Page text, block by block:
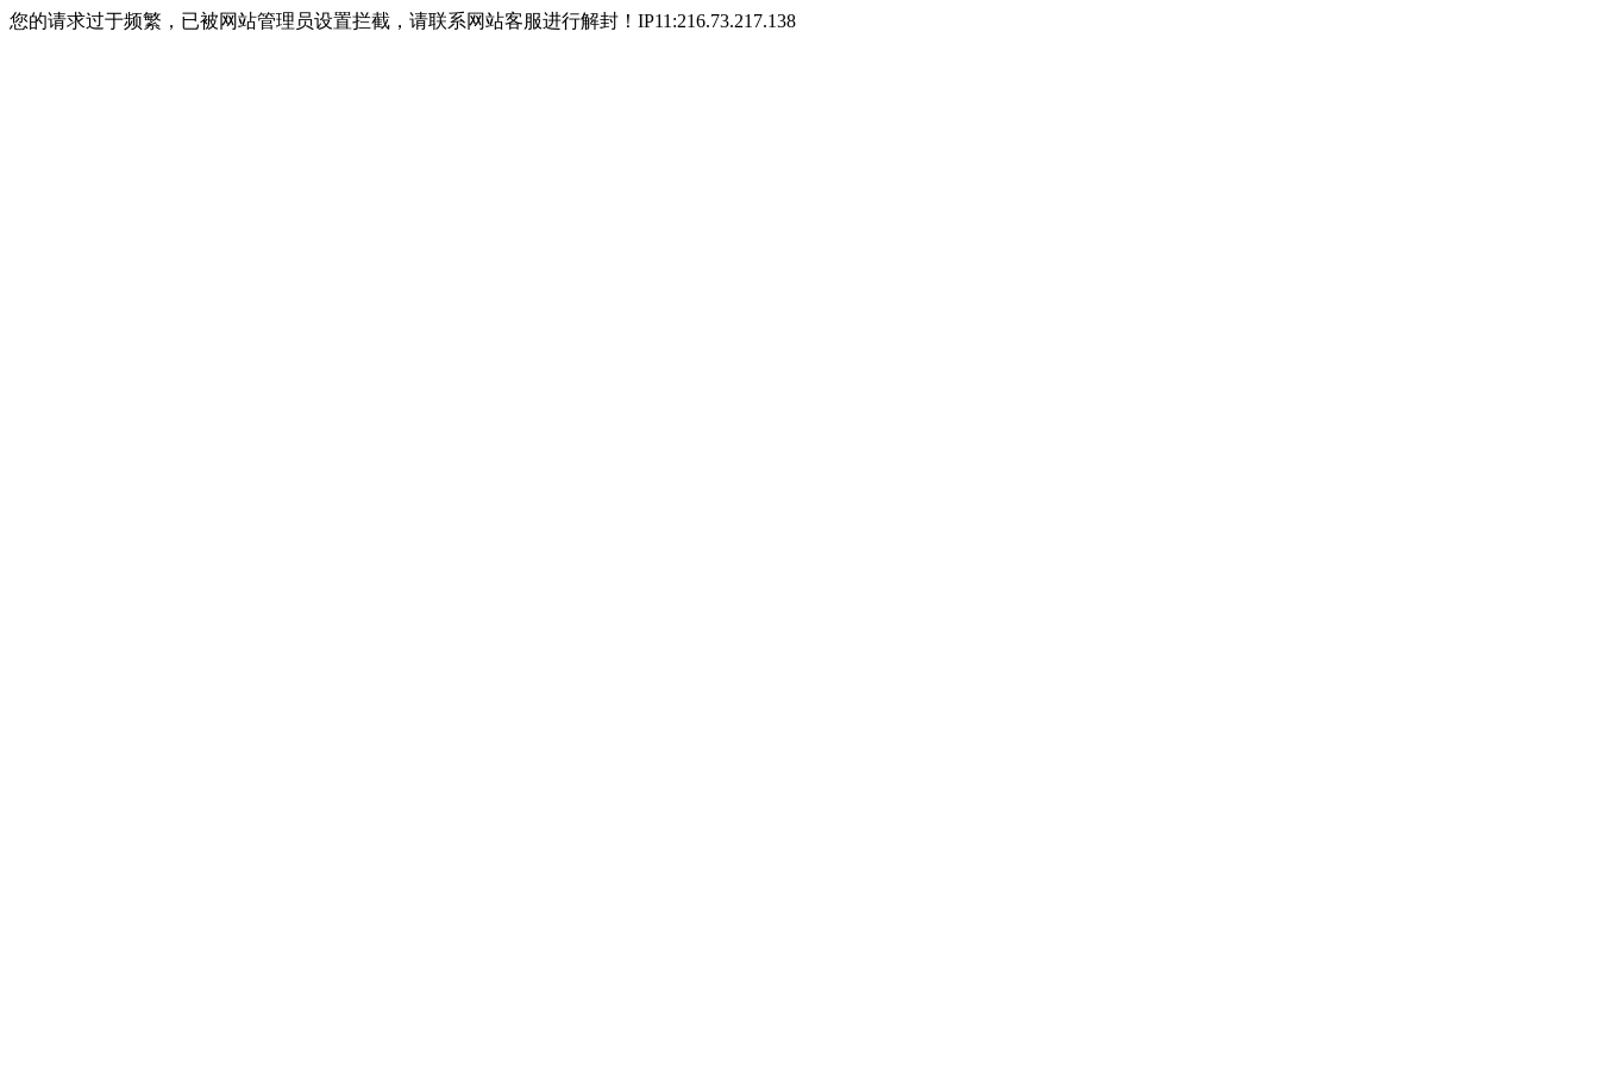
您的请求过于频繁，已被网站管理员设置拦截，请联系网站客服进行解封！IP11:216.73.217.138